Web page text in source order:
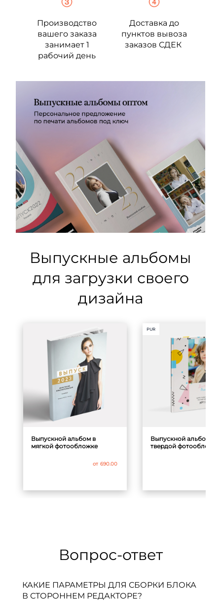
Производство
вашего заказа
занимает 1
рабочий день
Доставка до
пунктов вывоза
заказов СДЕК
Выпускные альбомы
для загрузки своего
дизайна
Выпускной альбом в
мягкой фотообложке
от 690.00
PUR
Выпускной альбом в
твердой фотообложке
Вопрос-ответ
КАКИЕ ПАРАМЕТРЫ ДЛЯ СБОРКИ БЛОКА
В СТОРОННЕМ РЕДАКТОРЕ?